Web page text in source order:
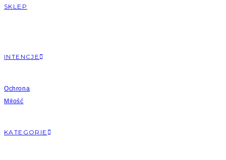
SKLEP
INTENCJE
Ochrona
Miłość
KATEGORIE